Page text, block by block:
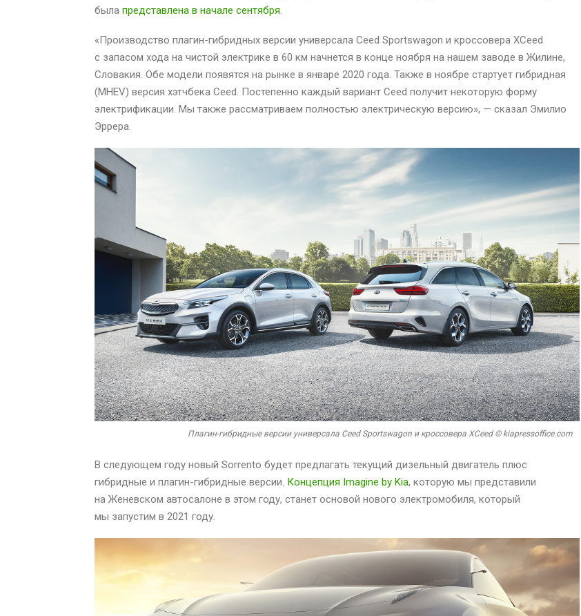
была представлена в начале сентября.
«Производство плагин-гибридных версии универсала Ceed Sportswagon и кроссовера XCeed
с запасом хода на чистой электрике в 60 км начнется в конце ноября на нашем заводе в Жилине,
Словакия. Обе модели появятся на рынке в январе 2020 года. Также в ноябре стартует гибридная
(MHEV) версия хэтчбека Ceed. Постепенно каждый вариант Ceed получит некоторую форму
электрификации. Мы также рассматриваем полностью электрическую версию», — сказал Эмилио
Эррера.
Плагин-гибридные версии универсала Ceed Sportswagon и кроссовера XCeed © kiapressoffice.com
В следующем году новый Sorrento будет предлагать текущий дизельный двигатель плюс
гибридные и плагин-гибридные версии. Концепция Imagine by Kia, которую мы представили
на Женевском автосалоне в этом году, станет основой нового электромобиля, который
мы запустим в 2021 году.